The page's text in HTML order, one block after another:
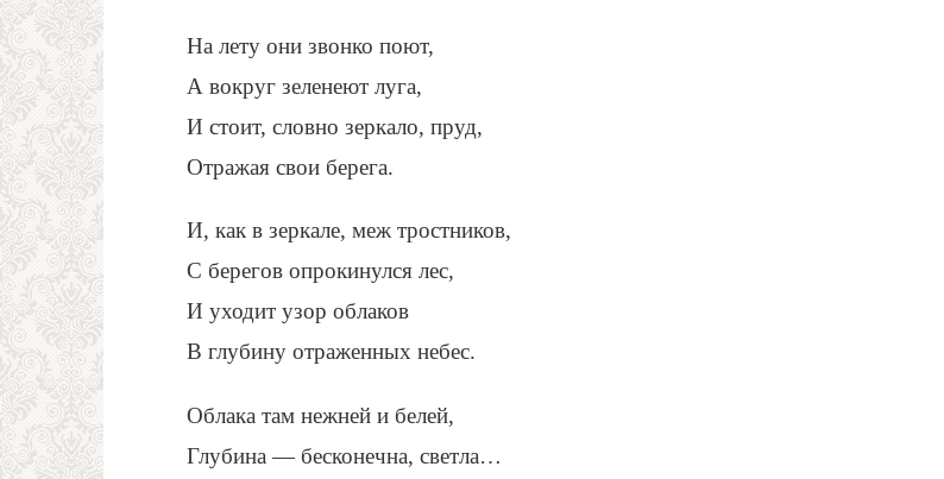
На лету они звонко поют,
А вокруг зеленеют луга,
И стоит, словно зеркало, пруд,
Отражая свои берега.
И, как в зеркале, меж тростников,
С берегов опрокинулся лес,
И уходит узор облаков
В глубину отраженных небес.
Облака там нежней и белей,
Глубина — бесконечна, светла…